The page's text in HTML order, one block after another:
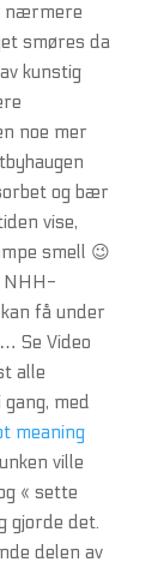
nærmere
smøres da
kunstig
noe mer
og bær
vise,
smell 😉
NHH-
få under
Se Video
alle
med
meaning
ville
« sette
gjorde det.
delen av